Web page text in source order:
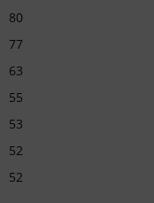
80
77
63
55
53
52
52